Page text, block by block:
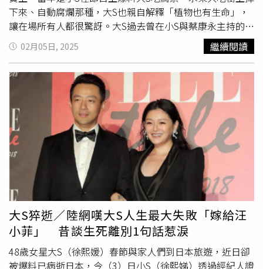
下來、自動腐爛那種，大S也親自解釋「植物也有生命」，
讓在場所有人都很驚訝。大S過去曾在小S與蔡康永主持的談
話性節目《康熙來了》，公開自己茹素10多年是為了一家人
的愛犬「五妹娘」。原來大S與家人曾飼養一隻米格魯取名
為「五妹娘」，但五妹娘2歲時患重病，看了多名獸醫都束
手無策，直到大S向神明發願「只要妹娘能活下來，我願意
吃素」。沒想到五妹娘奇蹟活下來，之後五妹娘多活1年就
吃素1年，而五妹娘最終活到15歲，大S也遵守約定持續吃
素，時間長達13年。後來大S為了求子補身體，才打破吃素
原則開始食用葷食。近日有大陸網友挖出大S曾在節目上說
自己是吃全素，小S又加碼爆料她還是吃「腐素」，沒想到
「大S長期吃腐素」一詞短時間衝上微博熱搜榜。當年大小
妹主持節目《大小愛吃》，有一集來賓是好友阿雅，打算
做一道素豆腐給大S吃，但大S當下表示，自己連蛋奶素都不
吃，吃的是全素。小S在一旁加碼爆料，大S吃水果只吃從樹
上掉下來「自動腐爛的那種」，阿雅聽了很震驚，大S馬上
解釋，有的人吃「腐素」就是等植物自然的成熟然後死掉，
掉下來才吃，「因為他說植物也有生命，所以連植物收割的
或是摘下來，都不行吃」，小S也補充說，「都是在殺
02月05日, 2025 繼續閱讀
大S猝逝／陸網嘆大S人生最大失敗「嫁給汪
小菲」 昔談生死離別1句話惹淚
48歲女星大S（徐熙媛）春節與家人們到日本旅遊，近日卻
被爆料已病逝日本，今（3）日小S（徐熙娣）透過經紀人證